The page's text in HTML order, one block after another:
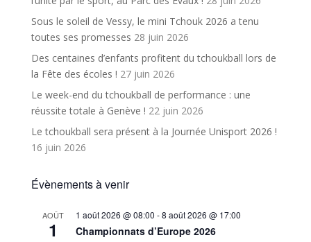
Sous le soleil de Vessy, le mini Tchouk 2026 a tenu
toutes ses promesses 28 juin 2026
Des centaines d’enfants profitent du tchoukball lors de
la Fête des écoles ! 27 juin 2026
Le week-end du tchoukball de performance : une
réussite totale à Genève ! 22 juin 2026
Le tchoukball sera présent à la Journée Unisport 2026 !
16 juin 2026
Évènements à venir
AOÛT
1
1 août 2026 @ 08:00 -8 août 2026 @ 17:00
Championnats d’Europe 2026